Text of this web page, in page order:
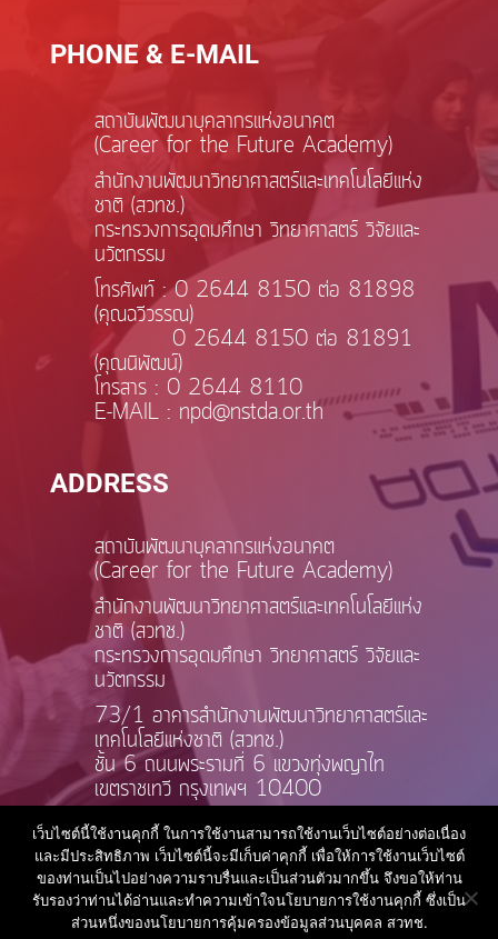
PHONE & E-MAIL
สถาบันพัฒนาบุคลากรแห่งอนาคต
(Career for the Future Academy)
สำนักงานพัฒนาวิทยาศาสตร์และเทคโนโลยีแห่ง
ชาติ (สวทช.)
กระทรวงการอุดมศึกษา วิทยาศาสตร์ วิจัยและ
นวัตกรรม
โทรศัพท์ : 0 2644 8150 ต่อ 81898
(คุณฉวีวรรณ)
0 2644 8150 ต่อ 81891
(คุณนิพัฒน์)
โทรสาร : 0 2644 8110
E-MAIL : npd@nstda.or.th
ADDRESS
สถาบันพัฒนาบุคลากรแห่งอนาคต
(Career for the Future Academy)
สำนักงานพัฒนาวิทยาศาสตร์และเทคโนโลยีแห่ง
ชาติ (สวทช.)
กระทรวงการอุดมศึกษา วิทยาศาสตร์ วิจัยและ
นวัตกรรม
73/1 อาคารสำนักงานพัฒนาวิทยาศาสตร์และ
เทคโนโลยีแห่งชาติ (สวทช.)
ชั้น 6 ถนนพระรามที่ 6 แขวงทุ่งพญาไท
เขตราชเทวี กรุงเทพฯ 10400
เว็บไซต์นี้ใช้งานคุกกี้ ในการใช้งานสามารถใช้งานเว็บไซต์อย่างต่อเนื่อง
และมีประสิทธิภาพ เว็บไซต์นี้จะมีเก็บค่าคุกกี้ เพื่อให้การใช้งานเว็บไซต์
ของท่านเป็นไปอย่างความราบรื่นและเป็นส่วนตัวมากขึ้น จึงขอให้ท่าน
รับรองว่าท่านได้อ่านและทำความเข้าใจนโยบายการใช้งานคุกกี้ ซึ่งเป็น
ส่วนหนึ่งของนโยบายการคุ้มครองข้อมูลส่วนบุคคล สวทช.